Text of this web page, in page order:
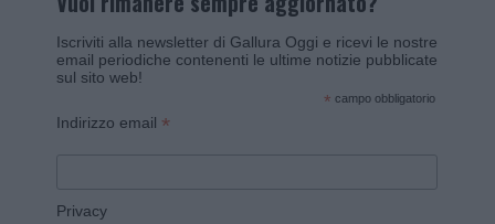
Iscriviti alla newsletter di Gallura Oggi e ricevi le nostre
email periodiche contenenti le ultime notizie pubblicate
sul sito web!
* campo obbligatorio
Indirizzo email *
Privacy